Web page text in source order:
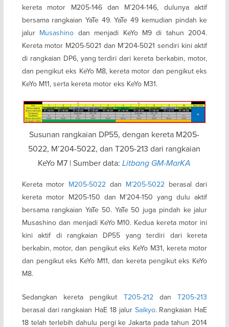
kereta motor M205-146 dan M’204-146, dulunya aktif
bersama rangkaian YaTe 49. YaTe 49 kemudian pindah ke
jalur Musashino dan menjadi KeYo M9 di tahun 2004.
Kereta motor M205-5021 dan M’204-5021 sendiri kini aktif
di rangkaian DP6, yang terdiri dari kereta berkabin, motor,
dan pengikut eks KeYo M8, kereta motor dan pengikut eks
KeYo M11, serta kereta motor eks KeYo M31.
Susunan rangkaian DP55, dengan kereta M205-
5022, M’204-5022, dan T205-213 dari rangkaian
KeYo M7 | Sumber data:Litbang GM-MarKA
Kereta motor M205-5022 dan M’205-5022berasal dari
kereta motor M205-150 dan M’204-150 yang dulu aktif
bersama rangkaian YaTe 50. YaTe 50 juga pindah ke jalur
Musashino dan menjadi KeYo M10. Kedua kereta motor ini
kini aktif di rangkaian DP55 yang terdiri dari kereta
berkabin, motor, dan pengikut eks KeYo M31, kereta motor
dan pengikut eks KeYo M11, dan kereta pengikut eks KeYo
M8.
Sedangkan kereta pengikut T205-212danT205-213
berasal dari rangkaian HaE 18 jalur Saikyo. Rangkaian HaE
18 telah terlebih dahulu pergi ke Jakarta pada tahun 2014